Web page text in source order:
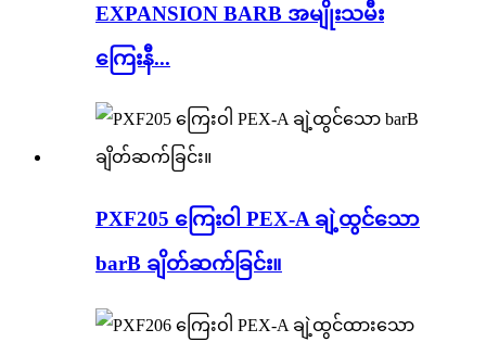
EXPANSION BARB အမျိုးသမီး
ကြေးနီ...
PXF205 ကြေးဝါ PEX-A ချဲ့ထွင်သော
barB ချိတ်ဆက်ခြင်း။